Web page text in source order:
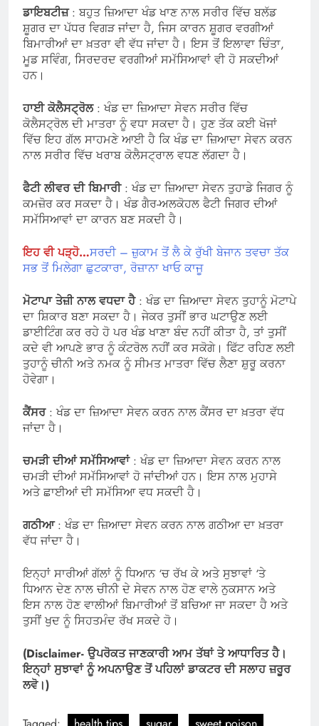
ਡਾਇਬਟੀਜ਼: ਬਹੁਤ ਜ਼ਿਆਦਾ ਖੰਡ ਖਾਣ ਨਾਲ ਸਰੀਰ ਵਿੱਚ ਬਲੱਡ
ਸ਼ੂਗਰ ਦਾ ਪੱਧਰ ਵਿਗੜ ਜਾਂਦਾ ਹੈ, ਜਿਸ ਕਾਰਨ ਸ਼ੂਗਰ ਵਰਗੀਆਂ
ਬਿਮਾਰੀਆਂ ਦਾ ਖ਼ਤਰਾ ਵੀ ਵੱਧ ਜਾਂਦਾ ਹੈ। ਇਸ ਤੋਂ ਇਲਾਵਾ ਚਿੰਤਾ,
ਮੂਡ ਸਵਿੰਗ, ਸਿਰਦਰਦ ਵਰਗੀਆਂ ਸਮੱਸਿਆਵਾਂ ਵੀ ਹੋ ਸਕਦੀਆਂ
ਹਨ।
ਹਾਈ ਕੋਲੈਸਟ੍ਰੋਲ: ਖੰਡ ਦਾ ਜ਼ਿਆਦਾ ਸੇਵਨ ਸਰੀਰ ਵਿੱਚ
ਕੋਲੈਸਟ੍ਰੋਲ ਦੀ ਮਾਤਰਾ ਨੂੰ ਵਧਾ ਸਕਦਾ ਹੈ। ਹੁਣ ਤੱਕ ਕਈ ਖੋਜਾਂ
ਵਿੱਚ ਇਹ ਗੱਲ ਸਾਹਮਣੇ ਆਈ ਹੈ ਕਿ ਖੰਡ ਦਾ ਜ਼ਿਆਦਾ ਸੇਵਨ ਕਰਨ
ਨਾਲ ਸਰੀਰ ਵਿੱਚ ਖਰਾਬ ਕੋਲੈਸਟ੍ਰਾਲ ਵਧਣ ਲੱਗਦਾ ਹੈ।
ਫੈਟੀ ਲੀਵਰ ਦੀ ਬਿਮਾਰੀ: ਖੰਡ ਦਾ ਜ਼ਿਆਦਾ ਸੇਵਨ ਤੁਹਾਡੇ ਜਿਗਰ ਨੂੰ
ਕਮਜ਼ੋਰ ਕਰ ਸਕਦਾ ਹੈ। ਖੰਡ ਗੈਰ-ਅਲਕੋਹਲ ਫੈਟੀ ਜਿਗਰ ਦੀਆਂ
ਸਮੱਸਿਆਵਾਂ ਦਾ ਕਾਰਨ ਬਣ ਸਕਦੀ ਹੈ।
ਇਹ ਵੀ ਪੜ੍ਹੋ…ਸਰਦੀ – ਜ਼ੁਕਾਮ ਤੋਂ ਲੈ ਕੇ ਰੁੱਖੀ ਬੇਜਾਨ ਤਵਚਾ ਤੱਕ
ਸਭ ਤੋਂ ਮਿਲੇਗਾ ਛੁਟਕਾਰਾ, ਰੋਜ਼ਾਨਾ ਖਾਓ ਕਾਜੂ
ਮੋਟਾਪਾ ਤੇਜ਼ੀ ਨਾਲ ਵਧਦਾ ਹੈ: ਖੰਡ ਦਾ ਜ਼ਿਆਦਾ ਸੇਵਨ ਤੁਹਾਨੂੰ ਮੋਟਾਪੇ
ਦਾ ਸ਼ਿਕਾਰ ਬਣਾ ਸਕਦਾ ਹੈ। ਜੇਕਰ ਤੁਸੀਂ ਭਾਰ ਘਟਾਉਣ ਲਈ
ਡਾਈਟਿੰਗ ਕਰ ਰਹੇ ਹੋ ਪਰ ਖੰਡ ਖਾਣਾ ਬੰਦ ਨਹੀਂ ਕੀਤਾ ਹੈ, ਤਾਂ ਤੁਸੀਂ
ਕਦੇ ਵੀ ਆਪਣੇ ਭਾਰ ਨੂੰ ਕੰਟਰੋਲ ਨਹੀਂ ਕਰ ਸਕੋਗੇ। ਫਿੱਟ ਰਹਿਣ ਲਈ
ਤੁਹਾਨੂੰ ਚੀਨੀ ਅਤੇ ਨਮਕ ਨੂੰ ਸੀਮਤ ਮਾਤਰਾ ਵਿੱਚ ਲੈਣਾ ਸ਼ੁਰੂ ਕਰਨਾ
ਹੋਵੇਗਾ।
ਕੈਂਸਰ: ਖੰਡ ਦਾ ਜ਼ਿਆਦਾ ਸੇਵਨ ਕਰਨ ਨਾਲ ਕੈਂਸਰ ਦਾ ਖ਼ਤਰਾ ਵੱਧ
ਜਾਂਦਾ ਹੈ।
ਚਮੜੀ ਦੀਆਂ ਸਮੱਸਿਆਵਾਂ: ਖੰਡ ਦਾ ਜ਼ਿਆਦਾ ਸੇਵਨ ਕਰਨ ਨਾਲ
ਚਮੜੀ ਦੀਆਂ ਸਮੱਸਿਆਵਾਂ ਹੋ ਜਾਂਦੀਆਂ ਹਨ। ਇਸ ਨਾਲ ਮੁਹਾਸੇ
ਅਤੇ ਛਾਈਆਂ ਦੀ ਸਮੱਸਿਆ ਵਧ ਸਕਦੀ ਹੈ।
ਗਠੀਆ: ਖੰਡ ਦਾ ਜ਼ਿਆਦਾ ਸੇਵਨ ਕਰਨ ਨਾਲ ਗਠੀਆ ਦਾ ਖ਼ਤਰਾ
ਵੱਧ ਜਾਂਦਾ ਹੈ।
ਇਨ੍ਹਾਂ ਸਾਰੀਆਂ ਗੱਲਾਂ ਨੂੰ ਧਿਆਨ ‘ਚ ਰੱਖ ਕੇ ਅਤੇ ਸੁਝਾਵਾਂ ‘ਤੇ
ਧਿਆਨ ਦੇਣ ਨਾਲ ਚੀਨੀ ਦੇ ਸੇਵਨ ਨਾਲ ਹੋਣ ਵਾਲੇ ਨੁਕਸਾਨ ਅਤੇ
ਇਸ ਨਾਲ ਹੋਣ ਵਾਲੀਆਂ ਬਿਮਾਰੀਆਂ ਤੋਂ ਬਚਿਆ ਜਾ ਸਕਦਾ ਹੈ ਅਤੇ
ਤੁਸੀਂ ਖੁਦ ਨੂੰ ਸਿਹਤਮੰਦ ਰੱਖ ਸਕਦੇ ਹੋ।
(Disclaimer- ਉਪਰੋਕਤ ਜਾਣਕਾਰੀ ਆਮ ਤੱਥਾਂ ਤੇ ਆਧਾਰਿਤ ਹੈ।
ਇਨ੍ਹਾਂ ਸੁਝਾਵਾਂ ਨੂੰ ਅਪਨਾਉਣ ਤੋਂ ਪਹਿਲਾਂ ਡਾਕਟਰ ਦੀ ਸਲਾਹ ਜ਼ਰੂਰ
ਲਵੋ।)